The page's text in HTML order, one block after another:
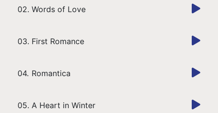
02. Words of Love
03. First Romance
04. Romantica
05. A Heart in Winter